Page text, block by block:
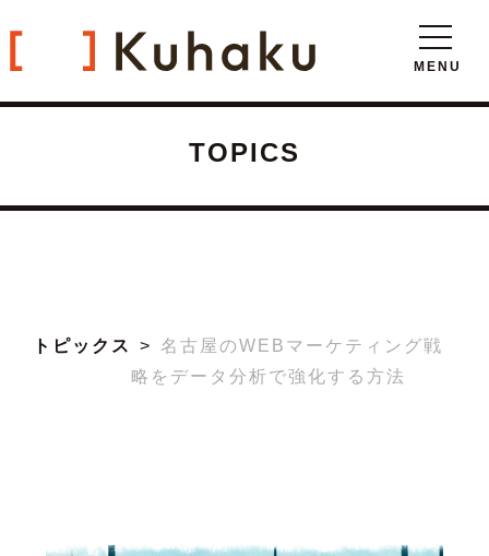
TOPICS
トピックス
名古屋のWEBマーケティング戦
略をデータ分析で強化する方法